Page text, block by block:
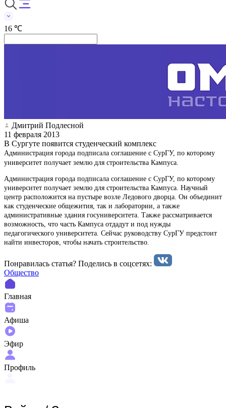
16 ℃
Дмитрий Подлесной
11 февраля 2013
В Сургуте появится студенческий комплекс
Администрация города подписала соглашение с СурГУ, по которому
университет получает землю для строительства Кампуса.
Администрация города подписала соглашение с СурГУ, по которому
университет получает землю для строительства Кампуса. Научный
центр расположится на пустыре возле Ледового дворца. Он объединит
как студенческие общежития, так и лаборатории, а также
административные здания госуниверситета. Также рассматривается
возможность, что часть Кампуса отдадут и под нужды
педагогического университета. Сейчас руководству СурГУ предстоит
найти инвесторов, чтобы начать строительство.
Понравилась статья? Поделиcь в соцсетях:
Общество
Главная
Афиша
Эфир
Профиль